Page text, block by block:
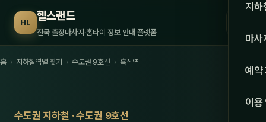
HL 헬스랜드
전국 출장마사지·홈타이 정보 안내 플랫폼 서울
강원·
지하
마사
관리
스
예약
이용
홈 › 지하철역별 찾기 › 수도권 9호선 › 흑석역
수도권 지하철 · 수도권 9호선